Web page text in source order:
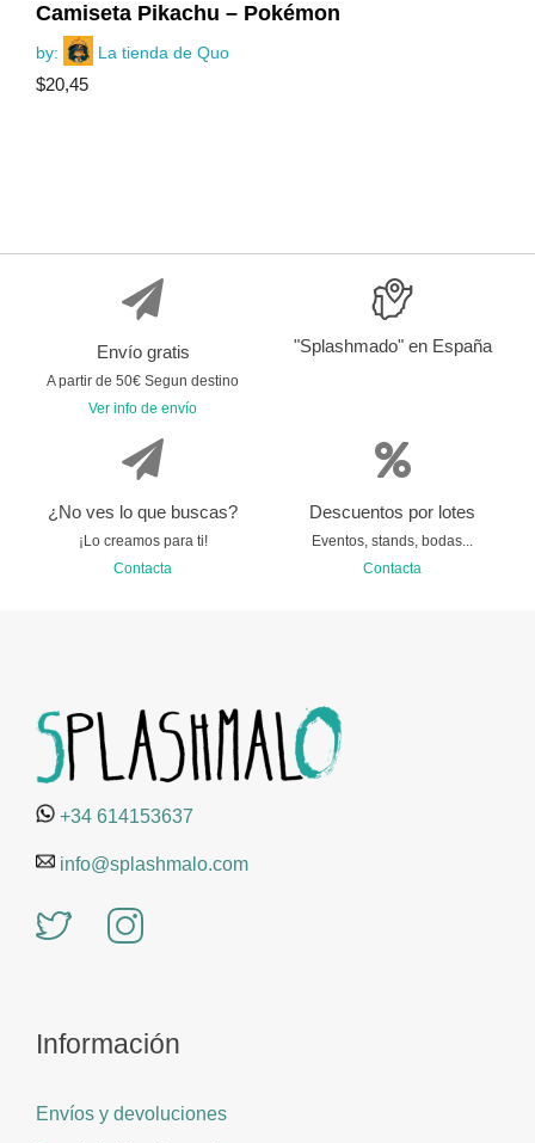
Camiseta Pikachu – Pokémon
by: La tienda de Quo
$20,45
Envío gratis
A partir de 50€ Segun destino
Ver info de envío
"Splashmado" en España
¿No ves lo que buscas?
¡Lo creamos para ti!
Contacta
Descuentos por lotes
Eventos, stands, bodas...
Contacta
+34 614153637
info@splashmalo.com
Información
Envíos y devoluciones